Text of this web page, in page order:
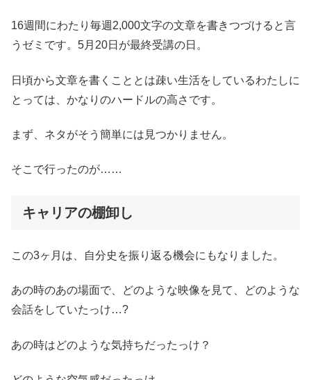
16週間にわたり毎週2,000文字の文章を書きつづけると言
うゼミです。5月20日が最終受講の日。
日頃から文章を書くこととは疎い生活をしているわたしに
とっては、かなりのハードルの高さです。
まず、ネタがそう簡単には見つかりません。
そこで行ったのが……
キャリアの棚卸し
この3ヶ月は、自分史を振り返る機会にもなりました。
あの時のあの場面で、どのような映像を見て、どのような
会話をしていたっけ…?
あの時はどのような気持ちだったっけ？